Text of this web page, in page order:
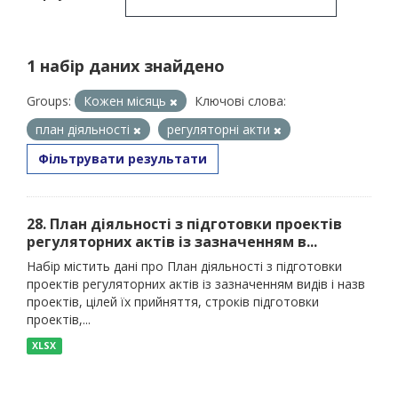
1 набір даних знайдено
Groups: Кожен місяць
Ключові слова:
план діяльності
регуляторні акти
Фільтрувати результати
28. План діяльності з підготовки проектів
регуляторних актів із зазначенням в...
Набір містить дані про План діяльності з підготовки
проектів регуляторних актів із зазначенням видів і назв
проектів, цілей їх прийняття, строків підготовки
проектів,...
XLSX